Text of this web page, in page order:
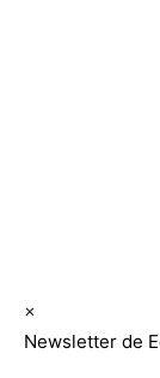
×
Newsletter de